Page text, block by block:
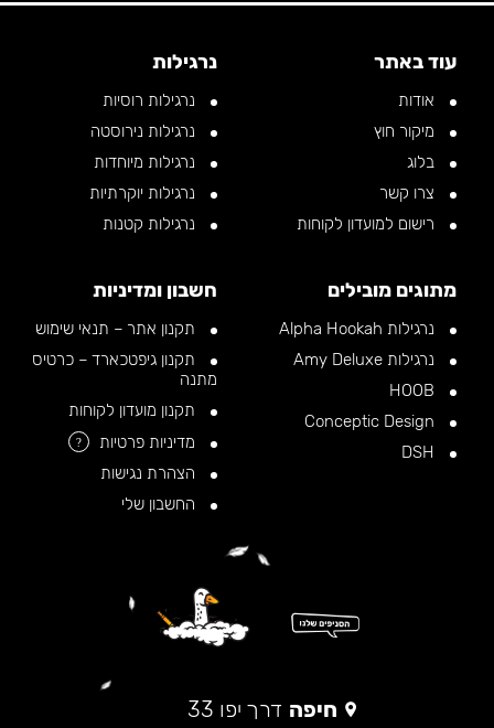
עוד באתר
אודות
מיקור חוץ
בלוג
צרו קשר
רישום למועדון לקוחות
נרגילות
נרגילות רוסיות
נרגילות נירוסטה
נרגילות מיוחדות
נרגילות יוקרתיות
נרגילות קטנות
מתוגים מובילים
נרגילות Alpha Hookah
נרגילות Amy Deluxe
חשבון ומדיניות
תקנון אתר – תנאי שימוש
תקנון גיפטכארד – כרטיס
מתנה
תקנון מועדון לקוחות
מדיניות פרטיות
?
הצהרת נגישות
החשבון שלי
חיפה דרך יפו 33